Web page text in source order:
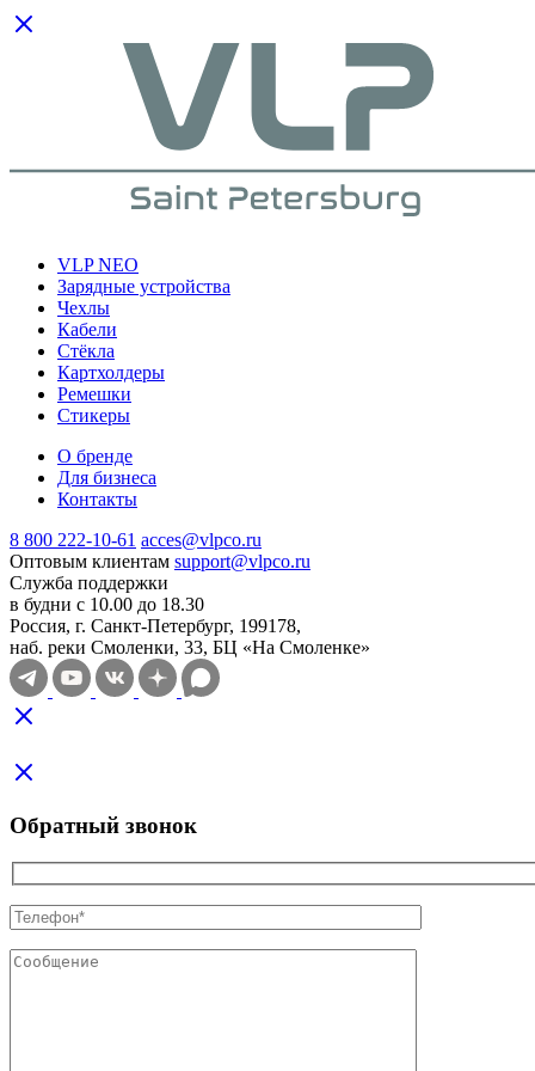
VLP NEO
Зарядные устройства
Чехлы
Кабели
Cтёкла
Картхолдеры
Ремешки
Стикеры
О бренде
Для бизнеса
Контакты
8 800 222-10-61 acces@vlpco.ru
Оптовым клиентам support@vlpco.ru
Служба поддержки
в будни с 10.00 до 18.30
Россия, г. Санкт-Петербург, 199178,
наб. реки Смоленки, 33, БЦ «На Смоленке»
Обратный звонок